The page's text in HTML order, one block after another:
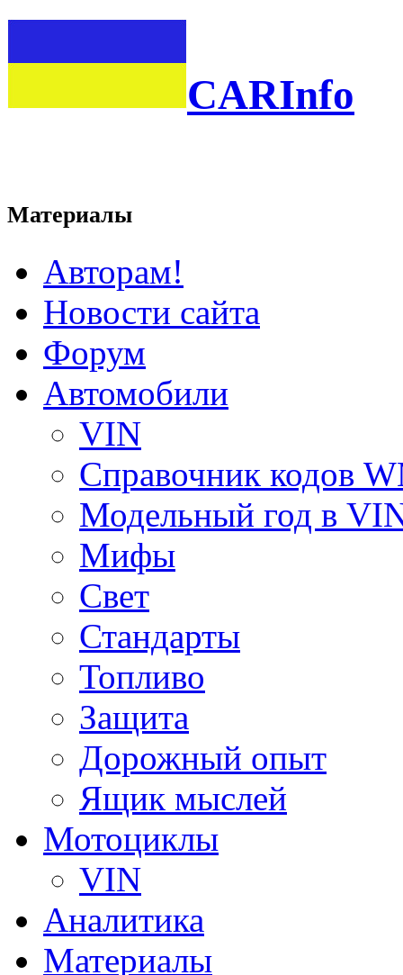
CARInfo
Материалы
Авторам!
Новости сайта
Форум
Автомобили
VIN
Справочник кодов
Модельный год в
Мифы
Свет
Стандарты
Топливо
Защита
Дорожный опыт
Ящик мыслей
Мотоциклы
VIN
Аналитика
Материалы